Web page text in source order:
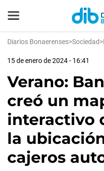
Diarios Bonaerenses>Sociedad>
15 de enero de 2024 - 16:41
Verano:
creó un
interactivo
la
cajeros